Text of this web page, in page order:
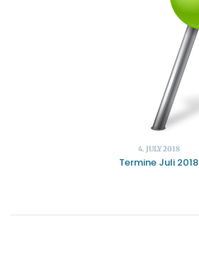
4. JULY 2018
Termine Juli 2018